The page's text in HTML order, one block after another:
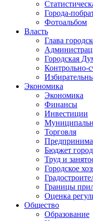
Города-
Фотоальбом
Власть
Глава
Городская
Контрольно-
Экономика
Экономика
Финансы
Инвестиции
Торговля
Бюджет
Труд и
Городское
Границы
Оценка
Общество
Образование